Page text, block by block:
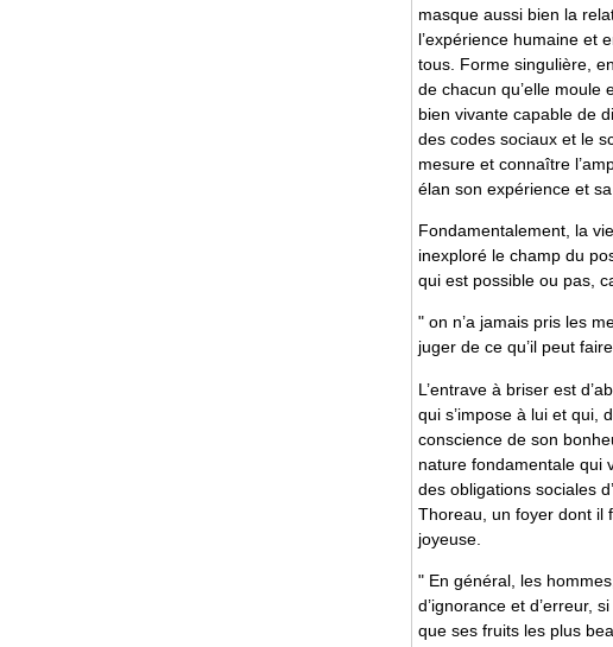
masque aussi bien la
l’expérience humaine et
tous. Forme singulière,
de chacun qu’elle moule
bien vivante capable de
des codes sociaux et le
mesure et connaître
élan son expérience et
Fondamentalement, la
inexploré le champ du
qui est possible ou pas,
" on n’a jamais pris les
juger de ce qu’il peut
L’entrave à briser est
qui s’impose à lui et qui,
conscience de son
nature fondamentale qui
des obligations sociales
Thoreau, un foyer dont il
joyeuse.
" En général, les
d’ignorance et d’erreur,
que ses fruits les plus